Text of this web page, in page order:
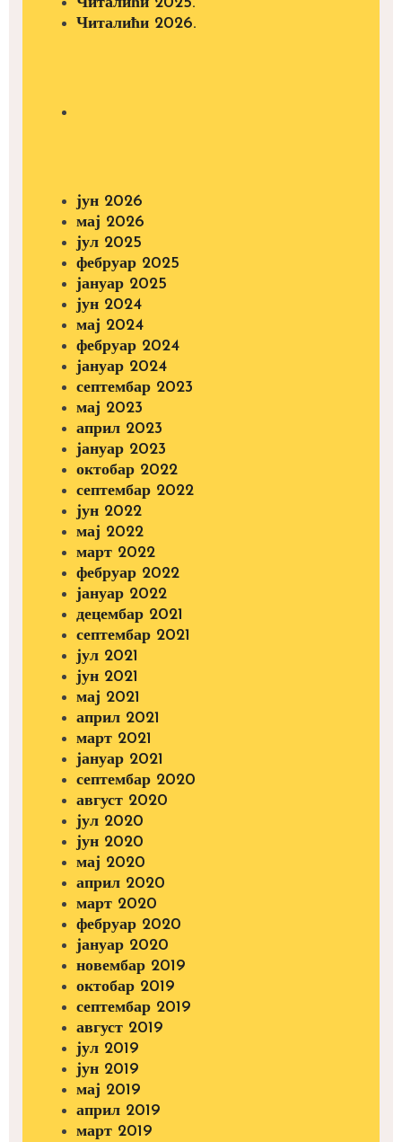
Читалићи 2026.
јун 2026
мај 2026
јул 2025
фебруар 2025
јануар 2025
јун 2024
мај 2024
фебруар 2024
јануар 2024
септембар 2023
мај 2023
април 2023
јануар 2023
октобар 2022
септембар 2022
јун 2022
мај 2022
март 2022
фебруар 2022
јануар 2022
децембар 2021
септембар 2021
јул 2021
јун 2021
мај 2021
април 2021
март 2021
јануар 2021
септембар 2020
август 2020
јул 2020
јун 2020
мај 2020
април 2020
март 2020
фебруар 2020
јануар 2020
новембар 2019
октобар 2019
септембар 2019
август 2019
јул 2019
јун 2019
мај 2019
април 2019
март 2019